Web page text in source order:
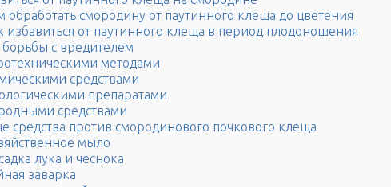
обработать смородину от паутинного клеща до цветения
избавиться от паутинного клеща в период плодоношения
с вредителем
методами
средствами
препаратами
средствами
средства против смородинового почкового клеща
мыло
лука и чеснока
заварка